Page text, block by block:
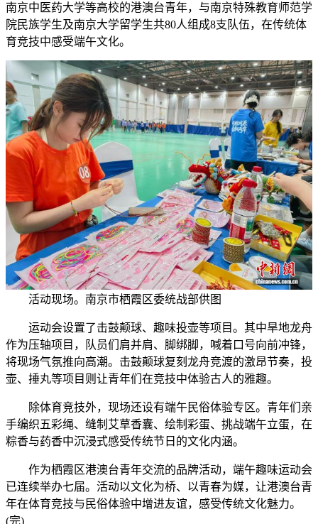
南京中医药大学等高校的港澳台青年，与南京特殊教育师范学
院民族学生及南京大学留学生共80人组成8支队伍，在传统体
育竞技中感受端午文化。
活动现场。南京市栖霞区委统战部供图
运动会设置了击鼓颠球、趣味投壶等项目。其中旱地龙舟
作为压轴项目，队员们肩并肩、脚绑脚，喊着口号向前冲锋，
将现场气氛推向高潮。击鼓颠球复刻龙舟竞渡的激昂节奏，投
壶、捶丸等项目则让青年们在竞技中体验古人的雅趣。
除体育竞技外，现场还设有端午民俗体验专区。青年们亲
手编织五彩绳、缝制艾草香囊、绘制彩蛋、挑战端午立蛋，在
粽香与药香中沉浸式感受传统节日的文化内涵。
作为栖霞区港澳台青年交流的品牌活动，端午趣味运动会
已连续举办七届。活动以文化为桥、以青春为媒，让港澳台青
年在体育竞技与民俗体验中增进友谊，感受传统文化魅力。
(完)